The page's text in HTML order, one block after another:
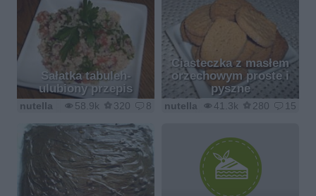
Sałatka tabuleh-
ulubiony przepis
58.9k 320 8
nutella
Ciasteczka z masłem
orzechowym proste i
pyszne
41.3k 280 15
nutella